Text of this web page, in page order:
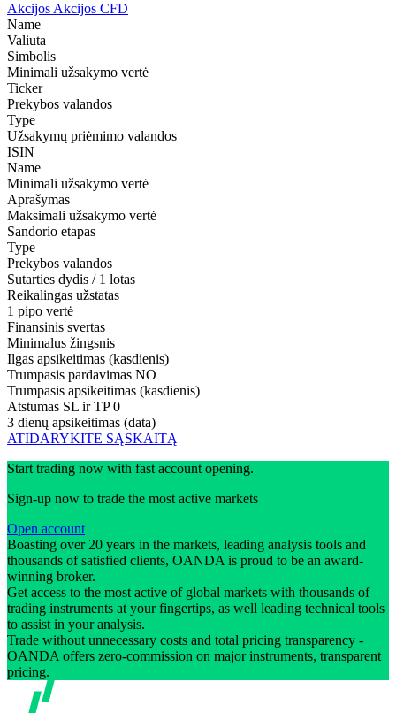
Akcijos Akcijos CFD
Name
Valiuta
Simbolis
Minimali užsakymo vertė
Ticker
Prekybos valandos
Type
Užsakymų priėmimo valandos
ISIN
Name
Minimali užsakymo vertė
Aprašymas
Maksimali užsakymo vertė
Sandorio etapas
Type
Prekybos valandos
Sutarties dydis / 1 lotas
Reikalingas užstatas
1 pipo vertė
Finansinis svertas
Minimalus žingsnis
Ilgas apsikeitimas (kasdienis)
Trumpasis pardavimas NO
Trumpasis apsikeitimas (kasdienis)
Atstumas SL ir TP 0
3 dienų apsikeitimas (data)
ATIDARYKITE SĄSKAITĄ
Start trading now with fast account opening.
Sign-up now to trade the most active markets
Open account
Boasting over 20 years in the markets, leading analysis tools and
thousands of satisfied clients, OANDA is proud to be an award-
winning broker.
Get access to the most active of global markets with thousands of
trading instruments at your fingertips, as well leading technical tools
to assist in your analysis.
Trade without unnecessary costs and total pricing transparency -
OANDA offers zero-commission on major instruments, transparent
pricing.